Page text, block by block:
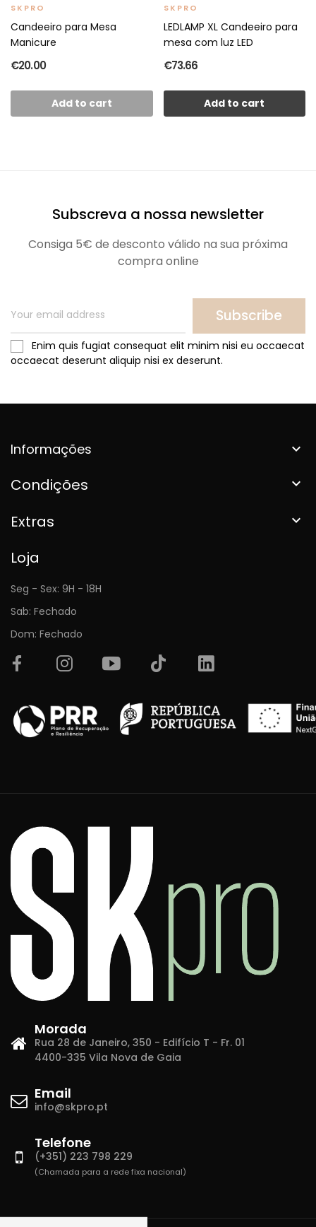
SKPRO
Candeeiro para Mesa
Manicure
€20.00
Add to cart
SKPRO
LEDLAMP XL Candeeiro para
mesa com luz LED
€73.66
Add to cart
Subscreva a nossa newsletter
Consiga 5€ de desconto válido na sua próxima
compra online
Subscribe
Enim quis fugiat consequat elit minim nisi eu occaecat
occaecat deserunt aliquip nisi ex deserunt.
Informações 
Condições 
Extras 
Loja
Seg - Sex: 9H - 18H
Sab: Fechado
Dom: Fechado
Morada
Rua 28 de Janeiro, 350 - Edifício T - Fr. 01
4400-335 Vila Nova de Gaia
Email
info@skpro.pt
Telefone
(+351) 223 798 229
(Chamada para a rede fixa nacional)